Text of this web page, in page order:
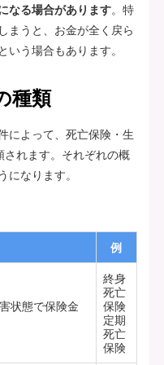
なる場合があります。特
まうと、お金が全く戻ら
いう場合もあります。
種類
によって、死亡保険・生
れます。それぞれの概
になります。
例
状態で保険金
終身
死亡
保険
定期
死亡
保険